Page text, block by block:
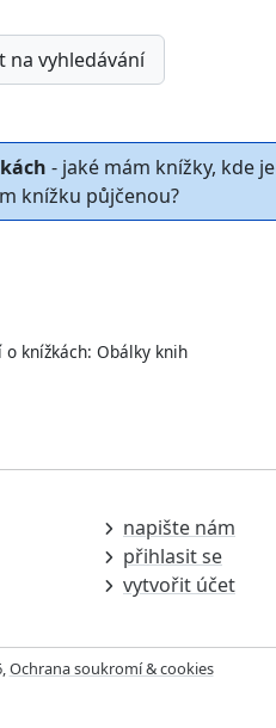
na vyhledávání
- jaké mám knížky, kde je
knížku půjčenou?
knížkách: Obálky knih
napište nám
přihlasit se
vytvořit účet
Ochrana soukromí & cookies